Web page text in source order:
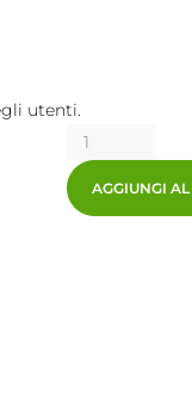
utenti.
AGGIUNGI